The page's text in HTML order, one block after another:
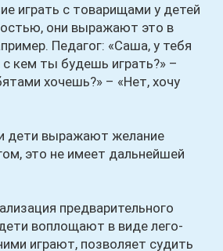
играть с товарищами у детей
они выражают это в
Педагог: «Саша, у тебя
кем ты будешь играть?» –
хочешь?» – «Нет, хочу
выражают желание
это не имеет дальнейшей
предварительного
воплощают в виде лего-
играют, позволяет судить